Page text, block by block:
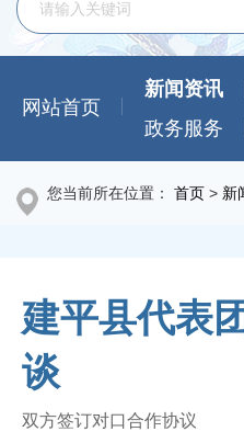
网站首页
新闻资讯
政务服务
您当前所在位置： 首页 > 新
建平县代表
谈
双方签订对口合作协议